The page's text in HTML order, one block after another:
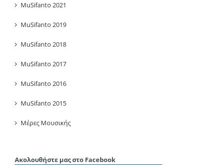
MuSifanto 2021
MuSifanto 2019
MuSifanto 2018
MuSifanto 2017
MuSifanto 2016
MuSifanto 2015
Μέρες Μουσικής
Ακολουθήστε μας στο Facebook